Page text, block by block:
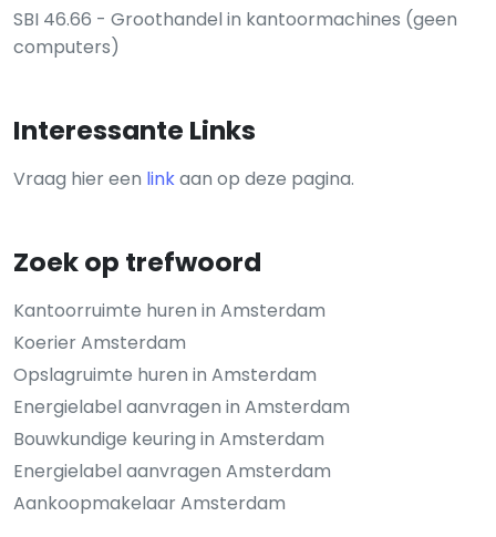
SBI 46.66 - Groothandel in kantoormachines (geen
computers)
Interessante Links
Vraag hier een linkaan op deze pagina.
Zoek op trefwoord
Kantoorruimte huren in Amsterdam
Koerier Amsterdam
Opslagruimte huren in Amsterdam
Energielabel aanvragen in Amsterdam
Bouwkundige keuring in Amsterdam
Energielabel aanvragen Amsterdam
Aankoopmakelaar Amsterdam